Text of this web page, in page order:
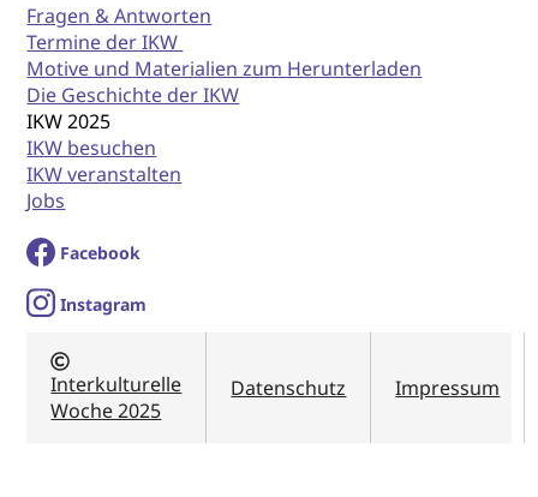
Fragen & Antworten
Termine der IKW
Motive und Materialien zum Herunterladen
Die Geschichte der IKW
IKW 2025
IKW besuchen
IKW veranstalten
Jobs
Facebook
Instagram
Interkulturelle
Woche 2025
Datenschutz Impressum